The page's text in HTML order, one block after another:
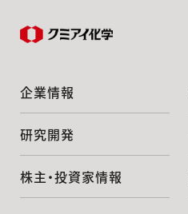
企業情報
研究開発
株主・投資家情報